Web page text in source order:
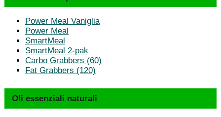
Power Meal Vaniglia
Power Meal
SmartMeal
SmartMeal 2-pak
Carbo Grabbers (60)
Fat Grabbers (120)
Oli essenziali naturali